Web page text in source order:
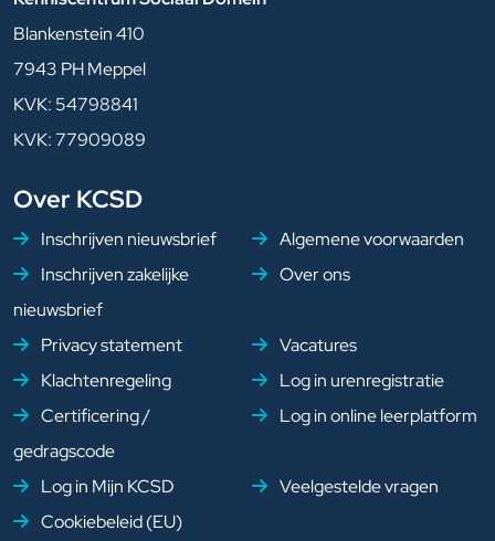
Blankenstein 410
7943 PH Meppel
KVK: 54798841
KVK: 77909089
Over KCSD
Inschrijven nieuwsbrief
Algemene voorwaarden
Inschrijven zakelijke
nieuwsbrief
Over ons
Privacy statement
Vacatures
Klachtenregeling
Log in urenregistratie
Certificering /
gedragscode
Log in online leerplatform
Log in Mijn KCSD
Veelgestelde vragen
Cookiebeleid (EU)